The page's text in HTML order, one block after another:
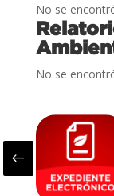
No se
No se
#